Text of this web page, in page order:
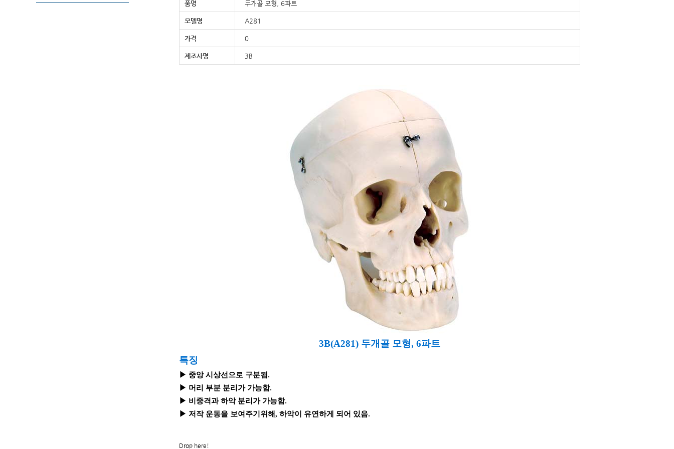
품명 두개골 모형, 6파트
모델명 A281
가격 0
제조사명 3B
3B(A281) 두개골 모형, 6파트
특징
▶ 중앙 시상선으로 구분됨.
▶ 머리 부분 분리가 가능함.
▶ 비중격과 하악 분리가 가능함.
▶ 저작 운동을 보여주기위해, 하악이 유연하게 되어 있음.
Drop here!